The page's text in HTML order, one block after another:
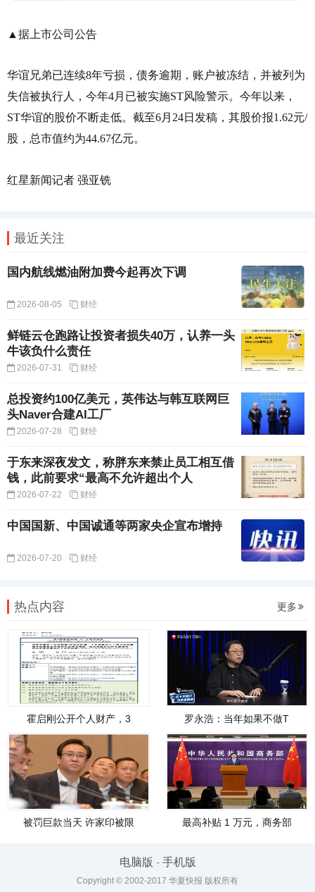
▲据上市公司公告
华谊兄弟已连续8年亏损，债务逾期，账户被冻结，并被列为
失信被执行人，今年4月已被实施ST风险警示。今年以来，
ST华谊的股价不断走低。截至6月24日发稿，其股价报1.62元/
股，总市值约为44.67亿元。
红星新闻记者 强亚铣
最近关注
国内航线燃油附加费今起再次下调
2026-08-05 财经
鲜链云仓跑路让投资者损失40万，认养一头
牛该负什么责任
2026-07-31 财经
总投资约100亿美元，英伟达与韩互联网巨
头Naver合建AI工厂
2026-07-28 财经
于东来深夜发文，称胖东来禁止员工相互借
钱，此前要求“最高不允许超出个人
2026-07-22 财经
中国国新、中国诚通等两家央企宣布增持
2026-07-20 财经
热点内容 更多
霍启刚公开个人财产，3 罗永浩：当年如果不做T
被罚巨款当天 许家印被限 最高补贴 1 万元，商务部
电脑版 - 手机版
Copyright © 2002-2017 华夏快报 版权所有